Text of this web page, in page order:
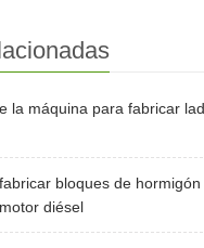
la máquina para fabricar
bloques de
diésel